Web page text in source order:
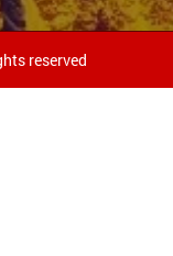
reserved